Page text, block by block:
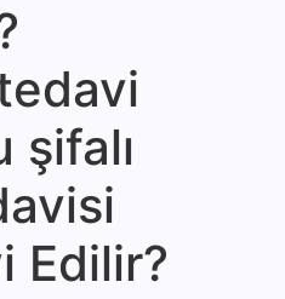
şifalı
Edilir?